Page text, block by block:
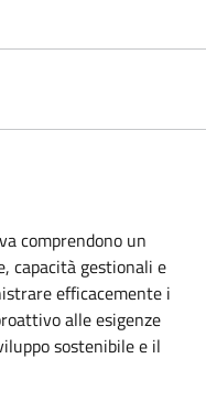
comprendono un
capacità gestionali e
efficacemente i
alle esigenze
sostenibile e il